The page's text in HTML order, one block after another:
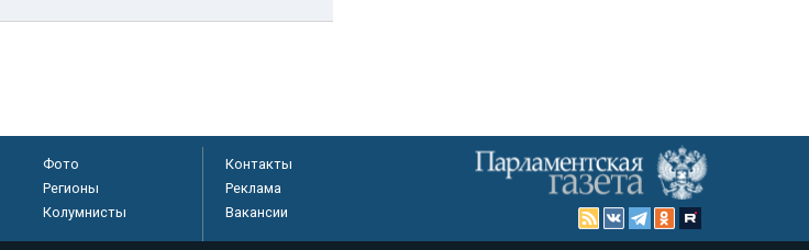
Фото
Регионы
Колумнисты
Контакты
Реклама
Вакансии